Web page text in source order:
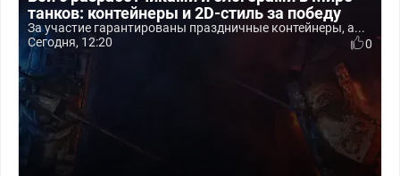
танков: контейнеры и 2D-стиль за победу
За участие гарантированы праздничные контейнеры, а...
Сегодня, 12:20
0